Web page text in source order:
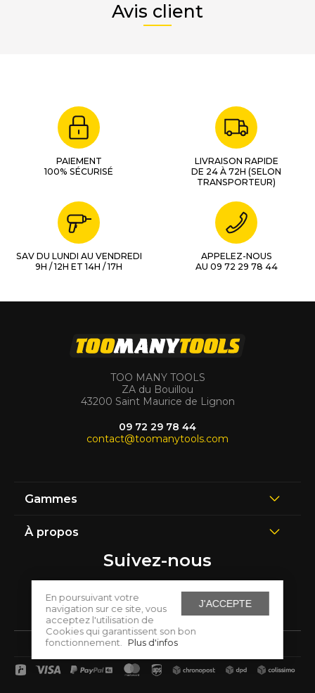
J'ACCEPTE
En poursuivant votre
navigation sur ce site, vous
acceptez l'utilisation de
Cookies qui garantissent son bon
fonctionnement.
Plus d'infos
Avis client
PAIEMENT
100% SÉCURISÉ
LIVRAISON RAPIDE
DE 24 À 72H (SELON
TRANSPORTEUR)
SAV DU LUNDI AU VENDREDI
9H / 12H ET 14H / 17H
APPELEZ-NOUS
AU 09 72 29 78 44
TOO MANY TOOLS
ZA du Bouillou
43200 Saint Maurice de Lignon
09 72 29 78 44
contact@toomanytools.com
Gammes
À propos
Suivez-nous